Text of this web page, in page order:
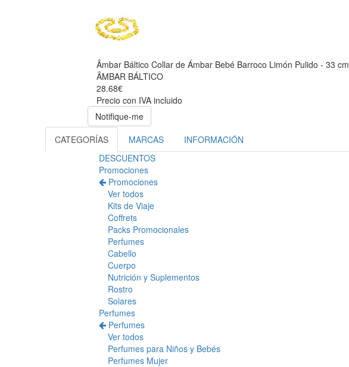
Âmbar Báltico Collar de Ámbar Bebé Barroco Limón Pulido - 33 cm
ÂMBAR BÁLTICO
28.68€
Precio con IVA incluido
Notifique-me
CATEGORÍAS
MARCAS
INFORMACIÓN
DESCUENTOS
Promociones
Promociones
Ver todos
Kits de Viaje
Coffrets
Packs Promocionales
Perfumes
Cabello
Cuerpo
Nutrición y Suplementos
Rostro
Solares
Perfumes
Perfumes
Ver todos
Perfumes para Niños y Bebés
Perfumes Mujer